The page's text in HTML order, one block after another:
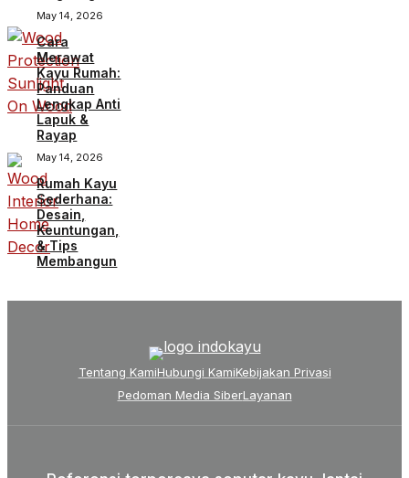
May 14, 2026
Cara
Merawat
Kayu Rumah:
Panduan
Lengkap Anti
Lapuk &
Rayap
May 14, 2026
Rumah Kayu
Sederhana:
Desain,
Keuntungan,
& Tips
Membangun
Tentang KamiHubungi KamiKebijakan Privasi
Pedoman Media SiberLayanan